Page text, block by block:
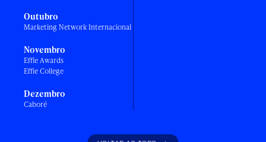
Outubro
Marketing Network Internacional
Novembro
Effie Awards
Effie College
Dezembro
Caboré